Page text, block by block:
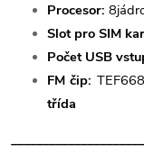
Procesor:
Slot pro SIM
Počet USB
FM čip:
třída